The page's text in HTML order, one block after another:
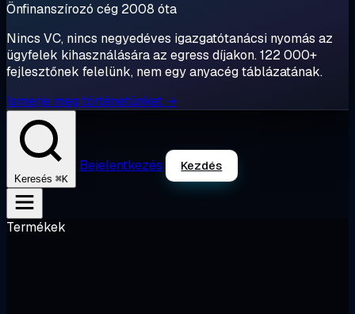
Önfinanszírozó cég 2008 óta
Nincs VC, nincs negyedéves igazgatótanácsi nyomás az
ügyfelek kihasználására az egress díjakon. 122 000+
fejlesztőnek felelünk, nem egy anyacég táblázatának.
Ismerje meg történetünket →
Keresés ⌘K
Bejelentkezés Kezdés
Termékek